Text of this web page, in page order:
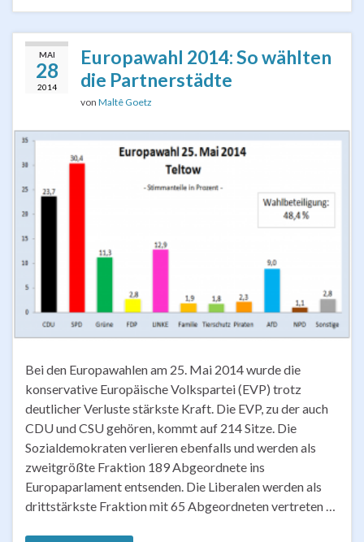
MAI
28
2014
Europawahl 2014: So wählten
die Partnerstädte
von Maltê Goetz
Bei den Europawahlen am 25. Mai 2014 wurde die
konservative Europäische Volkspartei (EVP) trotz
deutlicher Verluste stärkste Kraft. Die EVP, zu der auch
CDU und CSU gehören, kommt auf 214 Sitze. Die
Sozialdemokraten verlieren ebenfalls und werden als
zweitgrößte Fraktion 189 Abgeordnete ins
Europaparlament entsenden. Die Liberalen werden als
drittstärkste Fraktion mit 65 Abgeordneten vertreten …